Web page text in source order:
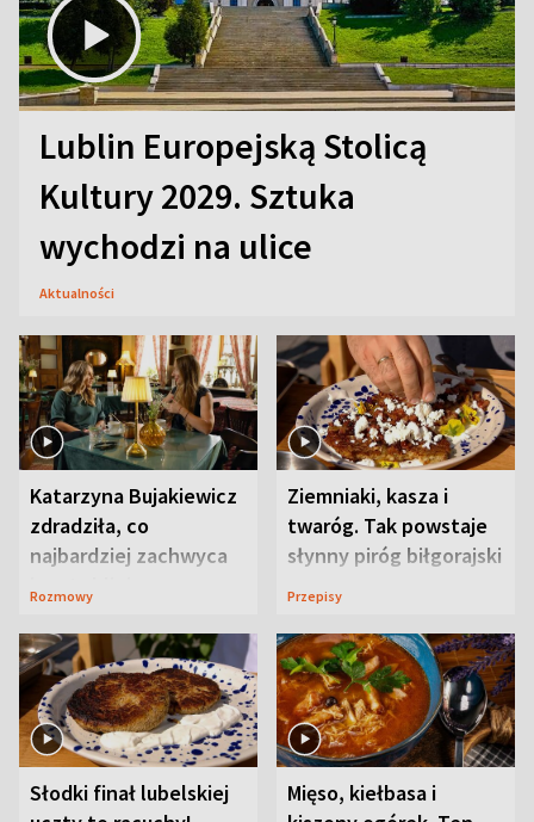
Lublin Europejską Stolicą
Kultury 2029. Sztuka
wychodzi na ulice
Aktualności
Katarzyna Bujakiewicz
zdradziła, co
najbardziej zachwyca
ją w Lublinie
Rozmowy
Ziemniaki, kasza i
twaróg. Tak powstaje
słynny piróg biłgorajski
Przepisy
Słodki finał lubelskiej
Mięso, kiełbasa i